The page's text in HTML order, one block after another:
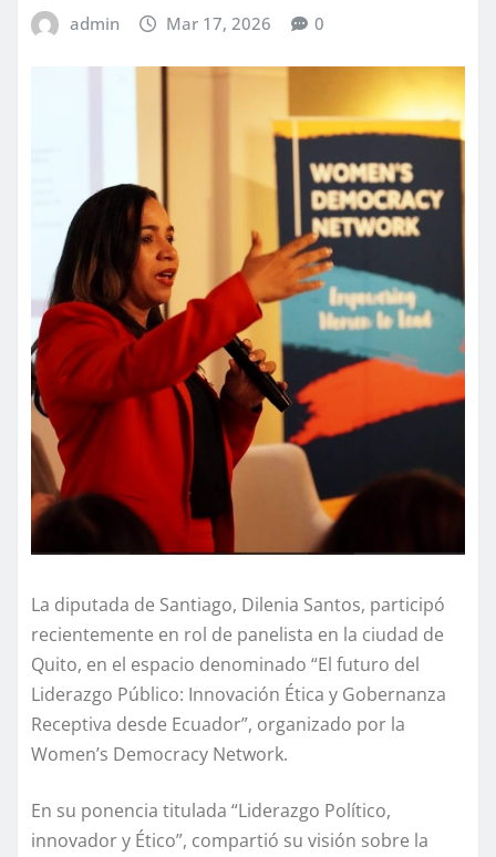
admin Mar 17, 2026 0
La diputada de Santiago, Dilenia Santos, participó
recientemente en rol de panelista en la ciudad de
Quito, en el espacio denominado “El futuro del
Liderazgo Público: Innovación Ética y Gobernanza
Receptiva desde Ecuador”, organizado por la
Women’s Democracy Network.
En su ponencia titulada “Liderazgo Político,
innovador y Ético”, compartió su visión sobre la